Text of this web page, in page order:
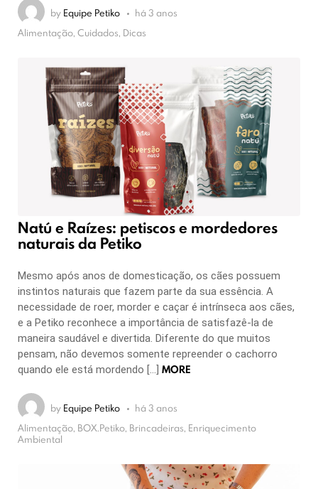
by Equipe Petiko
há 3 anos
Alimentação, Cuidados, Dicas
Natú e Raízes: petiscos e mordedores
naturais da Petiko
Mesmo após anos de domesticação, os cães possuem
instintos naturais que fazem parte da sua essência. A
necessidade de roer, morder e caçar é intrínseca aos cães,
e a Petiko reconhece a importância de satisfazê-la de
maneira saudável e divertida. Diferente do que muitos
pensam, não devemos somente repreender o cachorro
quando ele está mordendo […] MORE
by Equipe Petiko
há 3 anos
Alimentação, BOX.Petiko, Brincadeiras, Enriquecimento
Ambiental